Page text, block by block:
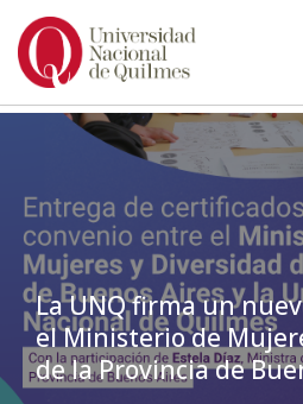
Ir
contenido
La UNQ firma un
el Ministerio de
de la Provincia de
Inicio»Noticias»Evento